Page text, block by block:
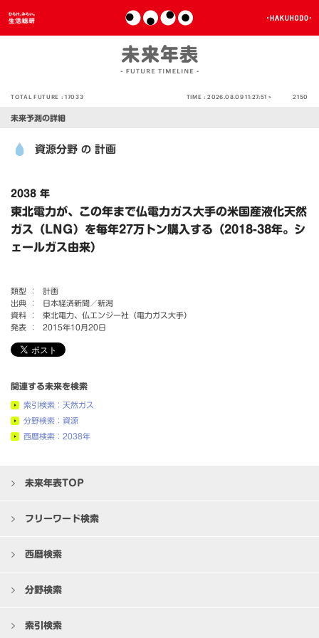
TOTAL FUTURE :17033 TIME :2026.08.09 11:27:51 > 2150
未来予測の詳細
資源分野 の 計画
2038 年
東北電力が、この年まで仏電力ガス大手の米国産液化天然
ガス（LNG）を毎年27万トン購入する（2018-38年。シ
ェールガス由来）
類型 ：
計画
出典 ：
日本経済新聞／新潟
資料 ：
東北電力、仏エンジー社（電力ガス大手）
発表 ：
2015年10月20日
関連する未来を検索
索引検索：天然ガス
分野検索：資源
西暦検索：2038年
未来年表TOP
フリーワード検索
西暦検索
分野検索
索引検索